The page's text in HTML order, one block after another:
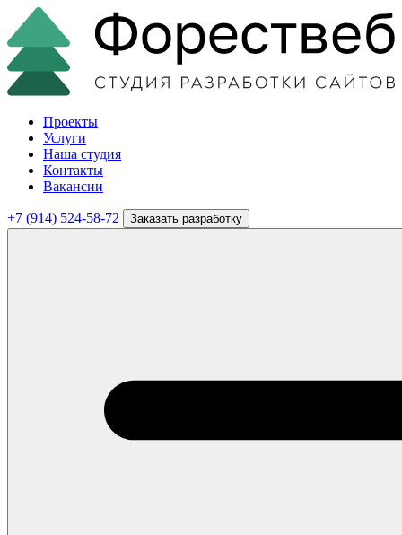
Проекты
Услуги
Наша студия
Контакты
Вакансии
+7 (914) 524-58-72 Заказать разработку